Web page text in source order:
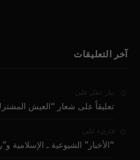
آخر التعليقات
بيار عقل على
تعليقاً على شعار “العيش
قارىء على
“الأخبار” الشيوعية ـ الإسلامية